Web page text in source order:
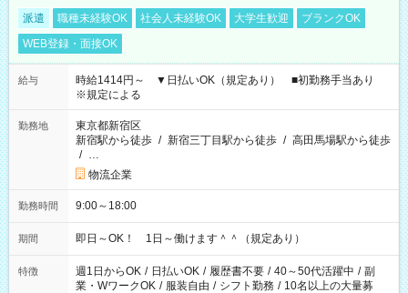
派遣 職種未経験OK 社会人未経験OK 大学生歓迎
ブランクOK
WEB登録・面接OK
給与
時給1414円～ ▼日払いOK（規定あり） ■初勤務手当あり
※規定による
勤務地
東京都新宿区
新宿駅から徒歩 / 新宿三丁目駅から徒歩 / 高田馬場駅から徒歩
/ …
物流企業
勤務時間 9:00～18:00
期間 即日～OK！ 1日～働けます＾＾（規定あり）
特徴 週1日からOK / 日払いOK / 履歴書不要 / 40～50代活躍中 / 副
業・WワークOK / 服装自由 / シフト勤務 / 10名以上の大量募